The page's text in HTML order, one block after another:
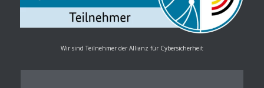
Wir sind Teilnehmer der Allianz für Cybersicherheit